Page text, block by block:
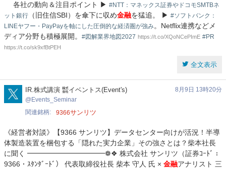
各社の動向＆注目ポイント ▶︎ #NTT：マネックス証券やドコモSMTBネ
ット銀行 （旧住信SBI）を傘下に収め金融を猛追。 ▶︎ #ソフトバンク：
LINEヤフー・PayPayを軸にした圧倒的な経済圏が強み。Netflix連携などメ
ディア分野も積極展開。 #図解業界地図2027 https://t.co/XQoNCePImE #PR
https://t.co/sk9xfBtPEH
全文表示
Events_Seminar
IR.株式講演 ㍿イベントス(Event's)
Events_Seminar
8月9日 13時20分
関連銘柄 9366サンリツ
《経営者対談》【9366 サンリツ】データセンター向けが活況！半導
体製造装置を梱包する「隠れた実力企業」その強さとは？柴本社長
に聞く ━━━━━━━━━━━❁❖ 株式会社 サンリツ（証券ｺｰﾄﾞ：
9366・ｽﾀﾝﾀﾞｰﾄﾞ） 代表取締役社長 柴本 守人 氏 × 金融アナリスト 三